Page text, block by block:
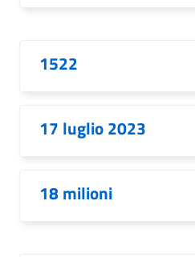
1522
17 luglio 2023
18 milioni